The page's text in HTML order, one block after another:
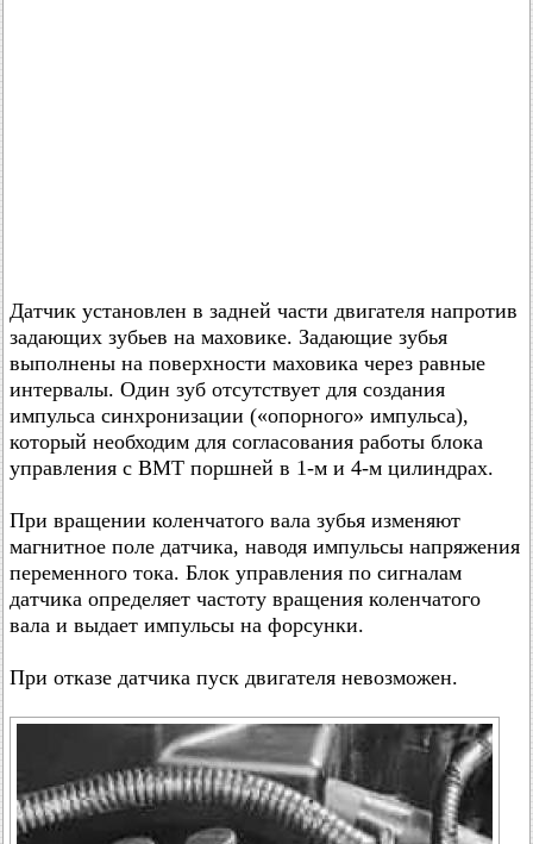
Датчик установлен в задней части двигателя напротив
задающих зубьев на маховике. Задающие зубья
выполнены на поверхности маховика через равные
интервалы. Один зуб отсутствует для создания
импульса синхронизации («опорного» импульса),
который необходим для согласования работы блока
управления с ВМТ поршней в 1-м и 4-м цилиндрах.
При вращении коленчатого вала зубья изменяют
магнитное поле датчика, наводя импульсы напряжения
переменного тока. Блок управления по сигналам
датчика определяет частоту вращения коленчатого
вала и выдает импульсы на форсунки.
При отказе датчика пуск двигателя невозможен.